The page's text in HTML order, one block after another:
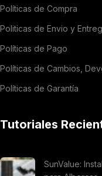
Políticas de Compra
Politicas de Envio y
Políticas de Pago
Políticas de Cambios,
Políticas de Garantía
Tutoriales
SunValue: